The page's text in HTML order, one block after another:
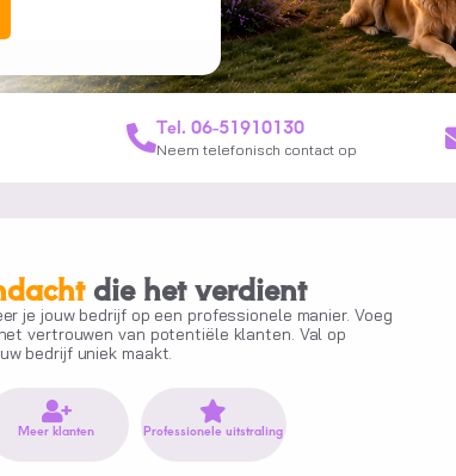
Tel. 06-51910130
Neem telefonisch contact op
die het verdient
je jouw bedrijf op een professionele manier. Voeg
vertrouwen van potentiële klanten. Val op
bedrijf uniek maakt.
Meer klanten Professionele uitstraling